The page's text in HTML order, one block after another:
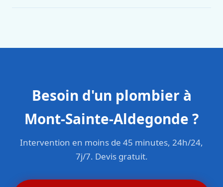
Besoin d'un plombier à
Mont-Sainte-Aldegonde ?
Intervention en moins de 45 minutes, 24h/24,
7j/7. Devis gratuit.